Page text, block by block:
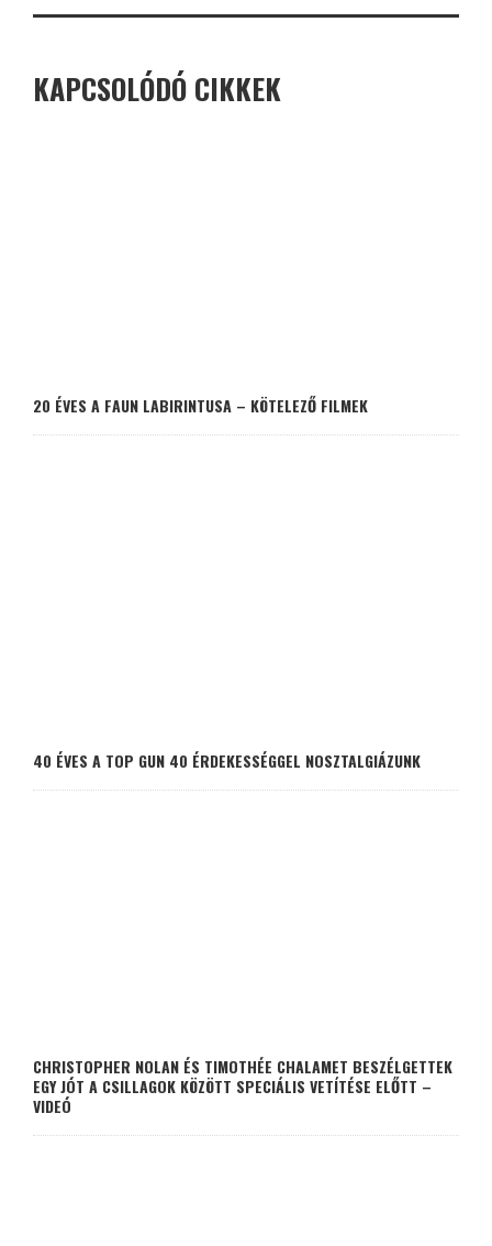
KAPCSOLÓDÓ CIKKEK
20 ÉVES A FAUN LABIRINTUSA – KÖTELEZŐ FILMEK
40 ÉVES A TOP GUN 40 ÉRDEKESSÉGGEL NOSZTALGIÁZUNK
CHRISTOPHER NOLAN ÉS TIMOTHÉE CHALAMET BESZÉLGETTEK
EGY JÓT A CSILLAGOK KÖZÖTT SPECIÁLIS VETÍTÉSE ELŐTT –
VIDEÓ